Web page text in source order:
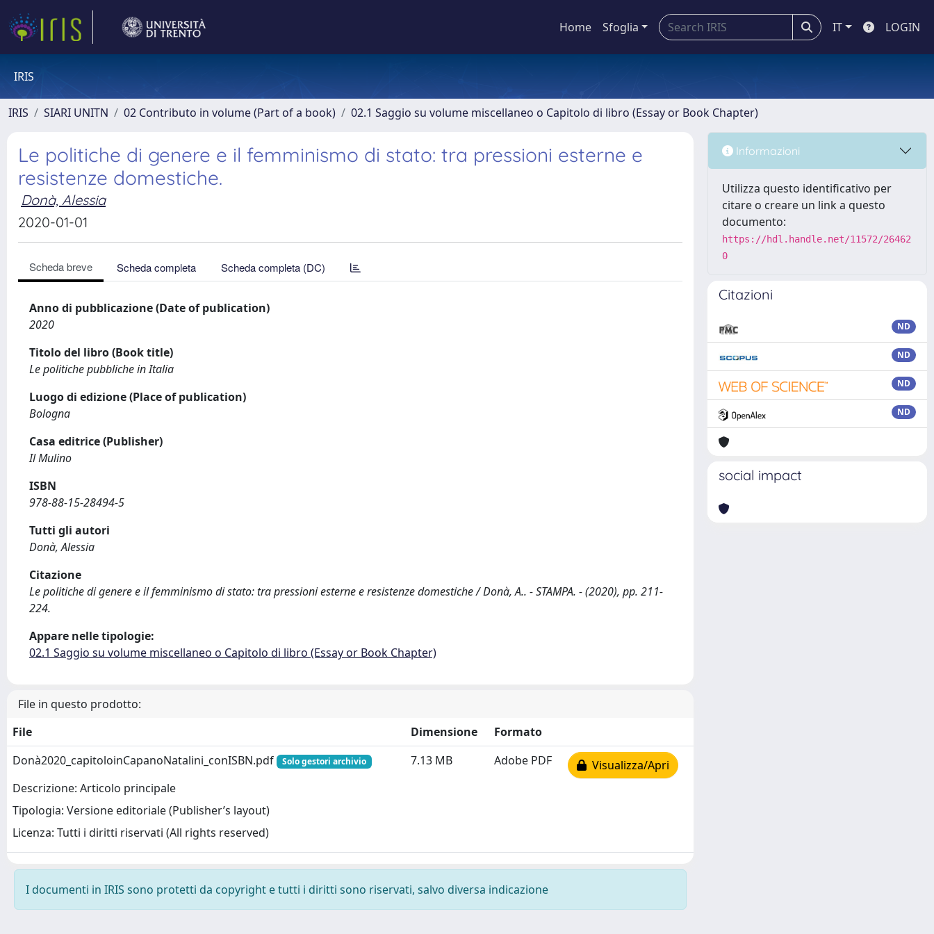
Home Sfoglia IT LOGIN
IRIS
IRIS SIARI UNITN 02 Contributo in volume (Part of a book) 02.1 Saggio su volume miscellaneo o Capitolo di libro (Essay or Book Chapter)
Le politiche di genere e il femminismo di stato: tra pressioni esterne e
resistenze domestiche.
Donà, Alessia
2020-01-01
Scheda breve Scheda completa Scheda completa (DC)
Anno di pubblicazione (Date of publication)
2020
Titolo del libro (Book title)
Le politiche pubbliche in Italia
Luogo di edizione (Place of publication)
Bologna
Casa editrice (Publisher)
Il Mulino
ISBN
978-88-15-28494-5
Tutti gli autori
Donà, Alessia
Citazione
Le politiche di genere e il femminismo di stato: tra pressioni esterne e resistenze domestiche / Donà, A.. - STAMPA. - (2020), pp. 211-
224.
Appare nelle tipologie:
02.1 Saggio su volume miscellaneo o Capitolo di libro (Essay or Book Chapter)
File in questo prodotto:
File
Dimensione
Formato
Donà2020_capitoloinCapanoNatalini_conISBN.pdf
Solo gestori archivio
Descrizione: Articolo principale
Tipologia: Versione editoriale (Publisher’s layout)
Licenza: Tutti i diritti riservati (All rights reserved)
7.13 MB Adobe PDF Visualizza/Apri
I documenti in IRIS sono protetti da copyright e tutti i diritti sono riservati, salvo diversa indicazione
Informazioni
Utilizza questo identificativo per
citare o creare un link a questo
documento:
https://hdl.handle.net/11572/26462
0
Citazioni
ND
ND
ND
ND
social impact